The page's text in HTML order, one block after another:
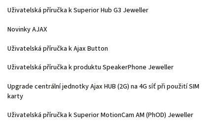
Uživatelská příručka k Superior Hub G3 Jeweller
Novinky AJAX
Uživatelská příručka k Ajax Button
Uživatelská příručka k produktu SpeakerPhone Jeweller
Upgrade centrální jednotky Ajax HUB (2G) na 4G síť při použití SIM
karty
Uživatelská příručka k Superior MotionCam AM (PhOD) Jeweller